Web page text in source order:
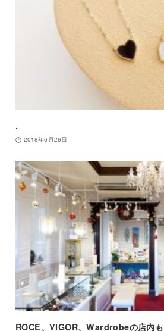
.
2018年6月26日
ROCE、VIGOR、Wardrobeの店内